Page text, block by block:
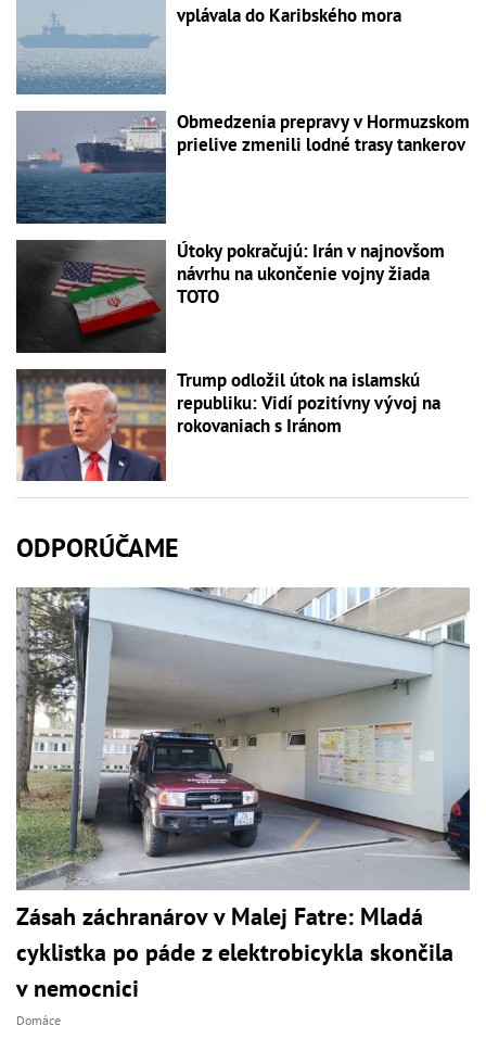
vplávala do Karibského mora
Obmedzenia prepravy v Hormuzskom
prielive zmenili lodné trasy tankerov
Útoky pokračujú: Irán v najnovšom
návrhu na ukončenie vojny žiada
TOTO
Trump odložil útok na islamskú
republiku: Vidí pozitívny vývoj na
rokovaniach s Iránom
ODPORÚČAME
Zásah záchranárov v Malej Fatre: Mladá
cyklistka po páde z elektrobicykla skončila
v nemocnici
Domáce